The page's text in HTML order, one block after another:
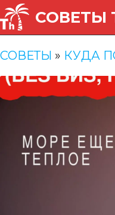
СОВЕТЫ
СОВЕТЫ » КУДА